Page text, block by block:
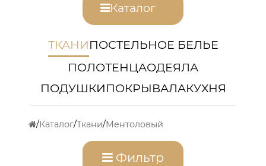
Каталог
ТКАНИПОСТЕЛЬНОЕ БЕЛЬЕ
ПОЛОТЕНЦАОДЕЯЛА
ПОДУШКИПОКРЫВАЛАКУХНЯ
Каталог Ткани Ментоловый
Фильтр